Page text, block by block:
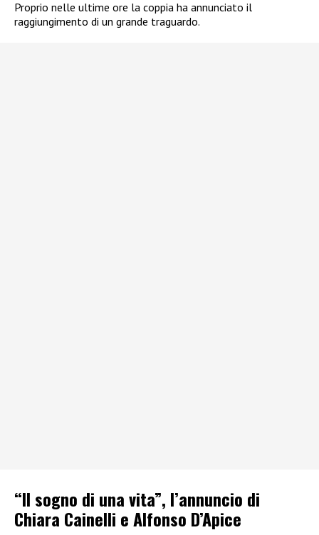
Proprio nelle ultime ore la coppia ha annunciato il
raggiungimento di un grande traguardo.
“Il sogno di una vita”, l’annuncio di
Chiara Cainelli e Alfonso D’Apice